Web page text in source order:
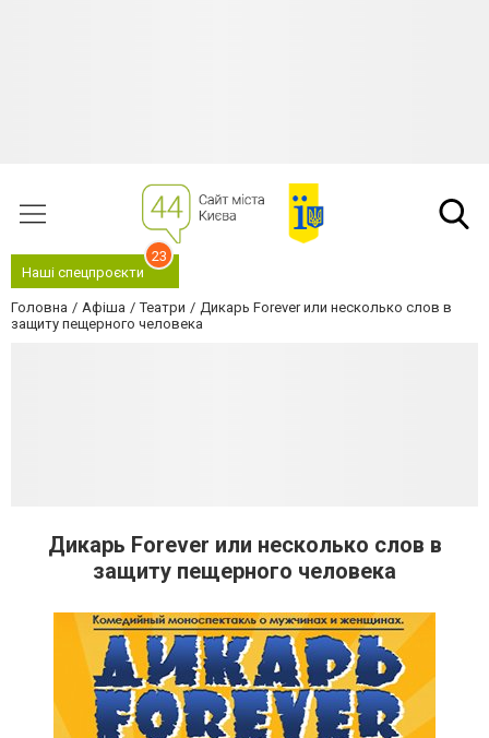
Наші спецпроєкти
23
Головна Афіша Театри
Дикарь Forever или несколько слов в
защиту пещерного человека
Дикарь Forever или несколько слов в
защиту пещерного человека